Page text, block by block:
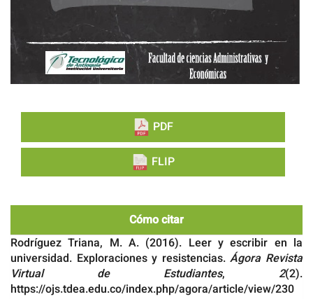
PDF
FLIP
Cómo citar
Rodríguez Triana, M. A. (2016). Leer y escribir en la
universidad. Exploraciones y resistencias.Ágora Revista
Virtual de Estudiantes, 2(2).
https://ojs.tdea.edu.co/index.php/agora/article/view/230